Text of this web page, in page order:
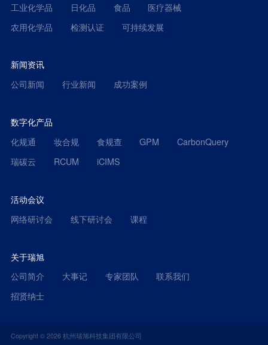
工业化学品
日化品 食品
医疗器械
农用化学品
检测认证 可持续发展
新闻资讯
公司新闻
行业新闻 成功案例
数字化产品
化规通
妆合规 食规查 GPM
CarbonQuery
瑞碳云
RCUM iCIMS
活动会议
网络研讨会
线下研讨会 课程
关于瑞旭
公司简介
大事记 专家团队
联系我们
招贤纳士
Copyright © 2026杭州瑞旭科技集团有限公司